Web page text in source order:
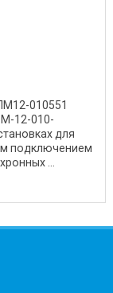
010551
12-010-
для
подключением
...